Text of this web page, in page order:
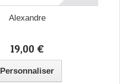
Alexandre
19,00 €
Personnaliser